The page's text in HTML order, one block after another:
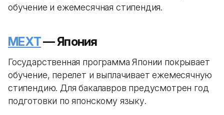
обучение и ежемесячная стипендия.
MEXT— Япония
Государственная программа Японии покрывает
обучение, перелет и выплачивает ежемесячную
стипендию. Для бакалавров предусмотрен год
подготовки по японскому языку.